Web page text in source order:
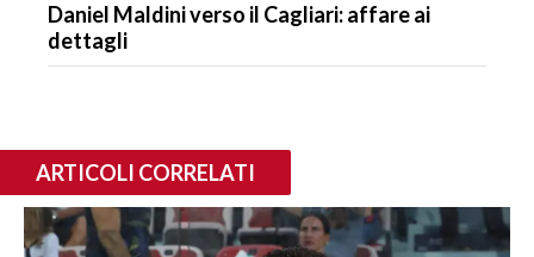
Daniel Maldini verso il Cagliari: affare ai
dettagli
ARTICOLI CORRELATI